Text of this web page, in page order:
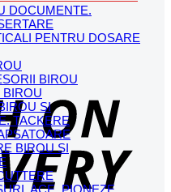
DOCUMENTE.
PENTRU DOSARE
BIROU
BIROU
SI
TACKERE
BIROU SI
ACE, PIONEZE